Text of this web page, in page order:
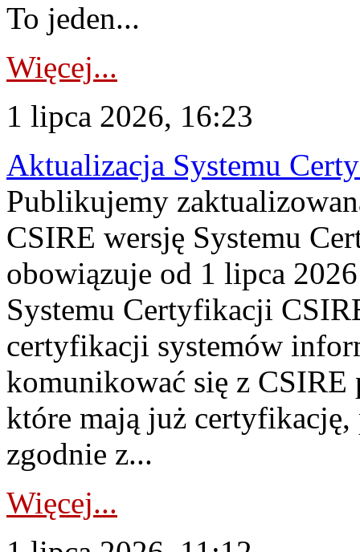
To jeden...
Więcej...
1 lipca 2026, 16:23
Aktualizacja Systemu
Publikujemy
CSIRE wersję Systemu
obowiązuje od 1 lipca
Systemu Certyfikacji
certyfikacji systemów
komunikować się z
które mają już
zgodnie z...
Więcej...